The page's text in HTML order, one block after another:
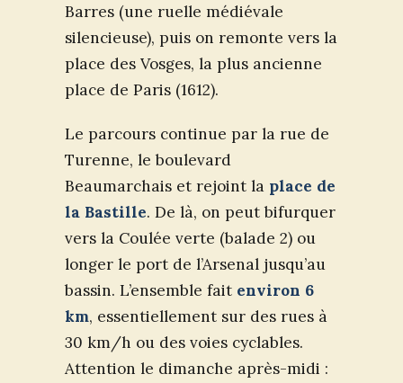
Barres (une ruelle médiévale
silencieuse), puis on remonte vers la
place des Vosges, la plus ancienne
place de Paris (1612).
Le parcours continue par la rue de
Turenne, le boulevard
Beaumarchais et rejoint la place de
la Bastille. De là, on peut bifurquer
vers la Coulée verte (balade 2) ou
longer le port de l’Arsenal jusqu’au
bassin. L’ensemble fait environ 6
km, essentiellement sur des rues à
30 km/h ou des voies cyclables.
Attention le dimanche après-midi :